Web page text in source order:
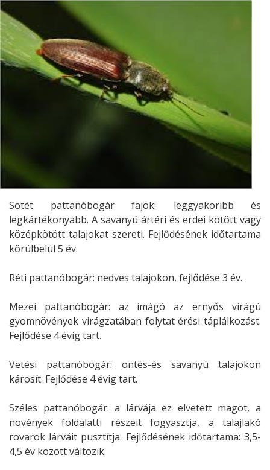
Sötét pattanóbogár fajok: leggyakoribb és
legkártékonyabb. A savanyú ártéri és erdei kötött vagy
középkötött talajokat szereti. Fejlődésének időtartama
körülbelül 5 év.
Réti pattanóbogár: nedves talajokon, fejlődése 3 év.
Mezei pattanóbogár: az imágó az ernyős virágú
gyomnövények virágzatában folytat érési táplálkozást.
Fejlődése 4 évig tart.
Vetési pattanóbogár: öntés-és savanyú talajokon
károsít. Fejlődése 4 évig tart.
Széles pattanóbogár: a lárvája ez elvetett magot, a
növények földalatti részeit fogyasztja, a talajlakó
rovarok lárváit pusztítja. Fejlődésének időtartama: 3,5-
4,5 év között változik.